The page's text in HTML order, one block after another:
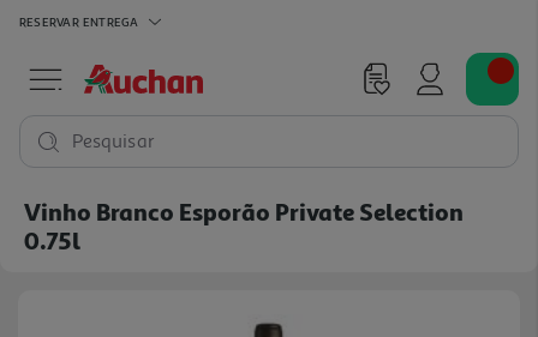
RESERVAR ENTREGA
Pesquisar
Vinho Branco Esporão Private Selection
0.75l